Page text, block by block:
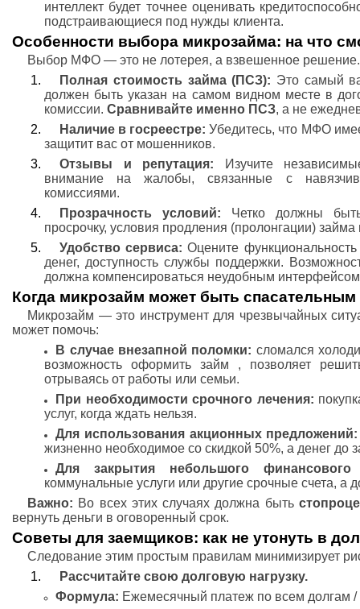
интеллект будет точнее оценивать
подстраивающиеся под нужды клиента.
Особенности выбора микрозайма: на что
Выбор МФО — это не лотерея, а взвешенное
Полная стоимость займа (ПСЗ): Это самый
должен быть указан на самом видном месте в
комиссии. Сравнивайте именно ПСЗ, а не
Наличие в госреестре: Убедитесь, что МФО
защитит вас от мошенников.
Отзывы и репутация: Изучите
внимание на жалобы, связанные с
комиссиями.
Прозрачность условий: Четко должны
просрочку, условия продления (пролонгации)
Удобство сервиса: Оцените функциональность
денег, доступность службы поддержки.
должна компенсироваться неудобным
Когда микрозайм может быть спасательным
Микрозайм — это инструмент для чрезвычайных
может помочь:
В случае внезапной поломки: сломался
возможность оформить займ , позволяет
отрываясь от работы или семьи.
При необходимости срочного лечения:
услуг, когда ждать нельзя.
Для использования акционных предложений:
жизненно необходимое со скидкой 50%, а денег до
Для закрытия небольшого финансового
коммунальные услуги или другие срочные счета, а
Важно: Во всех этих случаях должна быть
вернуть деньги в оговоренный срок.
Советы для заемщиков: как не утонуть в
Следование этим простым правилам минимизирует
Рассчитайте свою долговую нагрузку.
Формула: Ежемесячный платеж по всем долгам